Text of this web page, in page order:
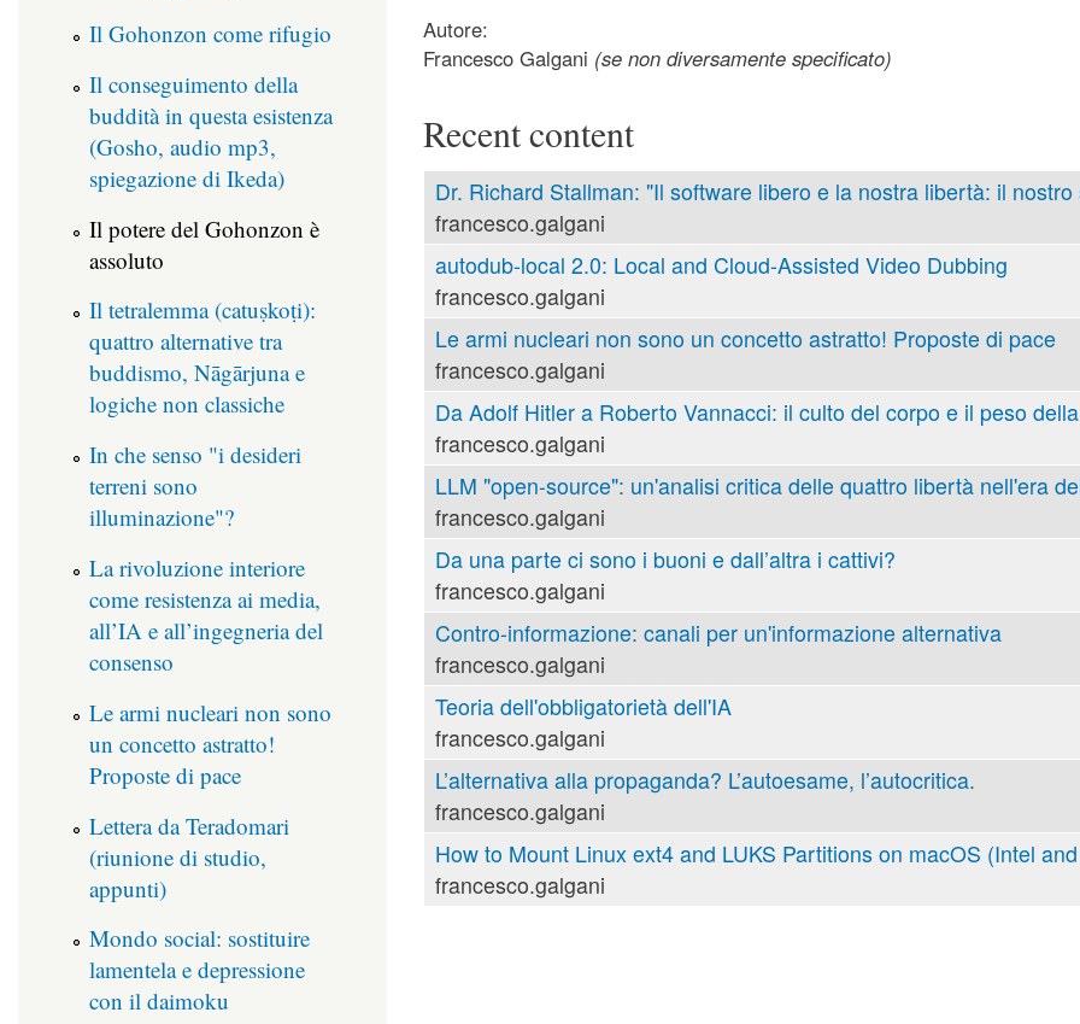
Autore:
Francesco Galgani (se non diversamente specificato)
Recent content
Dr. Richard Stallman: "Il software libero e la nostra libertà: il
francesco.galgani
autodub-local 2.0: Local and Cloud-Assisted Video Dubbing
francesco.galgani
Le armi nucleari non sono un concetto astratto! Proposte di pace
francesco.galgani
Da Adolf Hitler a Roberto Vannacci: il culto del corpo e il peso
francesco.galgani
LLM "open-source": un'analisi critica delle quattro libertà nell'era
francesco.galgani
Da una parte ci sono i buoni e dall’altra i cattivi?
francesco.galgani
Contro-informazione: canali per un'informazione alternativa
francesco.galgani
Teoria dell'obbligatorietà dell'IA
francesco.galgani
L’alternativa alla propaganda? L’autoesame, l’autocritica.
francesco.galgani
How to Mount Linux ext4 and LUKS Partitions on macOS (Intel
francesco.galgani
Il Gohonzon come rifugio
Il conseguimento della
buddità in questa esistenza
(Gosho, audio mp3,
spiegazione di Ikeda)
Il potere del Gohonzon è
assoluto
Il tetralemma (catuṣkoṭi):
quattro alternative tra
buddismo, Nāgārjuna e
logiche non classiche
In che senso "i desideri
terreni sono
illuminazione"?
La rivoluzione interiore
come resistenza ai media,
all’IA e all’ingegneria del
consenso
Le armi nucleari non sono
un concetto astratto!
Proposte di pace
Lettera da Teradomari
(riunione di studio,
appunti)
Mondo social: sostituire
lamentela e depressione
con il daimoku